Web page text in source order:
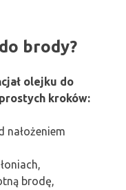
brody?
olejku do
kroków:
nałożeniem
brodę,